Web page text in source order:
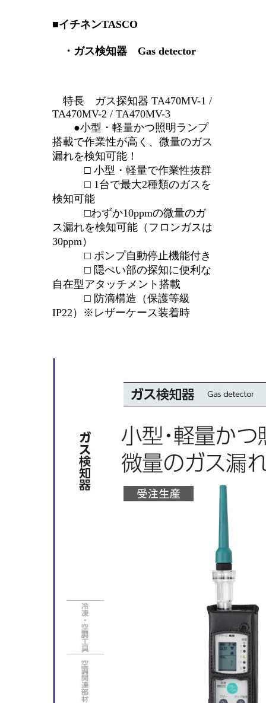
■イチネンTASCO
・ガス検知器 Gas detector
特長 ガス探知器 TA470MV-1 /
TA470MV-2 / TA470MV-3
●小型・軽量かつ照明ランプ
搭載で作業性が高く、微量のガス
漏れを検知可能！
□ 小型・軽量で作業性抜群
□ 1台で最大2種類のガスを
検知可能
□わずか10ppmの微量のガ
ス漏れを検知可能（フロンガスは
30ppm）
□ ポンプ自動停止機能付き
□ 隠ぺい部の探知に便利な
自在型アタッチメント搭載
□ 防滴構造（保護等級
IP22）※レザーケース装着時